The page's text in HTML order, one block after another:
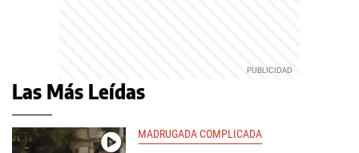
Las Más Leídas
MADRUGADA COMPLICADA